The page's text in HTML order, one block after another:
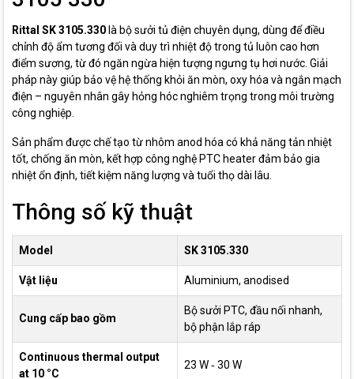
Rittal SK 3105.330 là bộ sưởi tủ điện chuyên dụng, dùng để điều
chỉnh độ ẩm tương đối và duy trì nhiệt độ trong tủ luôn cao hơn
điểm sương, từ đó ngăn ngừa hiện tượng ngưng tụ hơi nước. Giải
pháp này giúp bảo vệ hệ thống khỏi ăn mòn, oxy hóa và ngắn mạch
điện – nguyên nhân gây hỏng hóc nghiêm trọng trong môi trường
công nghiệp.
Sản phẩm được chế tạo từ nhôm anod hóa có khả năng tản nhiệt
tốt, chống ăn mòn, kết hợp công nghệ PTC heater đảm bảo gia
nhiệt ổn định, tiết kiệm năng lượng và tuổi thọ dài lâu.
Thông số kỹ thuật
Model SK 3105.330
Vật liệu Aluminium, anodised
Cung cấp bao gồm
Bộ sưởi PTC, đầu nối nhanh,
bộ phận lắp ráp
Continuous thermal output
at 10 °C
23 W ‐ 30 W